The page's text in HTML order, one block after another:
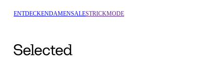
ENTDECKENDAMENSALESTRICKMODE